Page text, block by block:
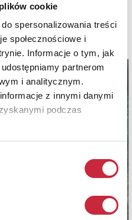
cookie
spersonalizowania treści
społecznościowe i
Informacje o tym, jak
partnerom
i analitycznym.
z innymi danymi
podczas